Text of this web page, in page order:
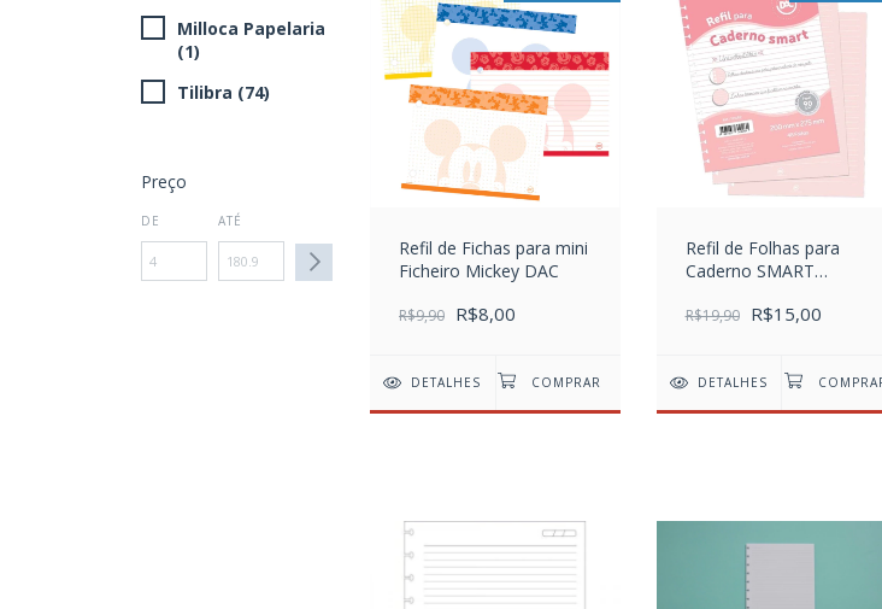
Milloca Papelaria
(1)
Tilibra (74)
Preço
DE ATÉ
Refil de Fichas para mini
Ficheiro Mickey DAC
R$9,90 R$8,00
DETALHES
Refil de Folhas para
Caderno SMART
Linhas Brancas
R$19,90 R$15,00
DETALHES